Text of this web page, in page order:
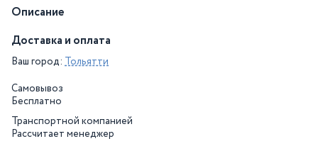
Описание
Доставка и оплата
Ваш город: Тольятти
Самовывоз
Бесплатно
Транспортной компанией
Рассчитает менеджер